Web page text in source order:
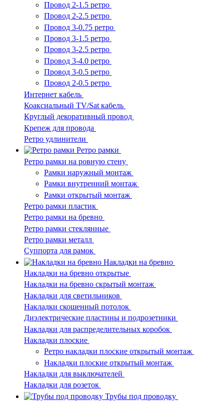
Провод 2-1.5 ретро
Провод 2-2.5 ретро
Провод 3-0.75 ретро
Провод 3-1.5 ретро
Провод 3-2.5 ретро
Провод 3-4.0 ретро
Провод 3-0.5 ретро
Провод 2-0.5 ретро
Интернет кабель
Коаксиальный TV/Sat кабель
Круглый декоративный провод
Крепеж для провода
Ретро удлинители
Ретро рамки
Ретро рамки на ровную стену
Рамки наружный монтаж
Рамки внутренний монтаж
Рамки открытый монтаж
Ретро рамки пластик
Ретро рамки на бревно
Ретро рамки стеклянные
Ретро рамки металл
Суппорта для рамок
Накладки на бревно
Накладки на бревно открытые
Накладки на бревно скрытый монтаж
Накладки для светильников
Накладки скошенный потолок
Диэлектрические пластины и подрозетники
Накладки для распределительных коробок
Накладки плоские
Ретро накладки плоские открытый монтаж
Накладки плоские открытый монтаж
Накладки для выключателей
Накладки для розеток
Трубы под проводку